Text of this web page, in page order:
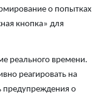
о попытках
кнопка» для
реального времени.
реагировать на
предупреждения о